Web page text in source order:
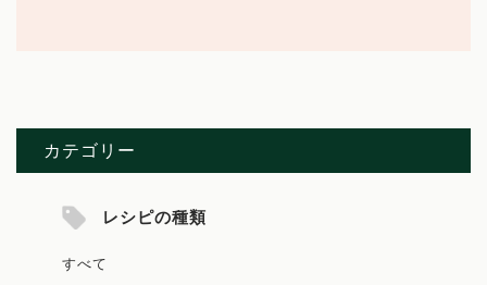
カテゴリー
レシピの種類
すべて